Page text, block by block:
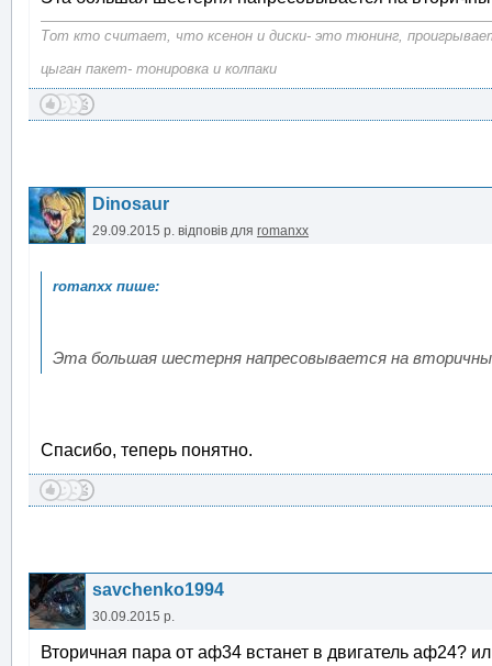
Тот кто считает, что ксенон и диски- это тюнинг,
цыган пакет- тонировка и колпаки
Dinosaur
29.09.2015 р. відповів для romanxx
Эта большая шестерня напресовывается на
Спасибо, теперь понятно.
savchenko1994
30.09.2015 р.
Вторичная пара от аф34 встанет в двигатель аф24?